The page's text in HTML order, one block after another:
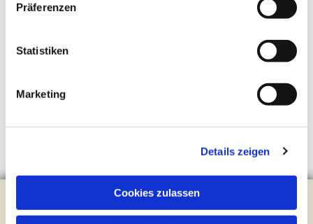
Präferenzen
Statistiken
Marketing
Details zeigen
Cookies zulassen
Evangelische Kirchengemeinde Steinhagen
Brockhagener Straße 28 | 33803 Steinhagen